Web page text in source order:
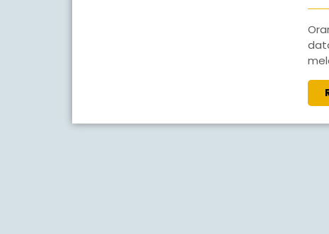
Orang tua/siswa SMP Negeri 1 Jaten dapat melihat